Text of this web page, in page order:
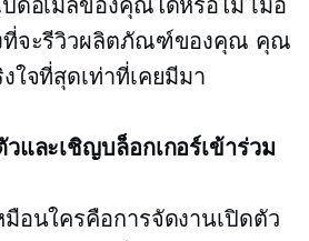
ดอีเมลของคุณได้หรือไม่ เมื่อ
ที่จะรีวิวผลิตภัณฑ์ของคุณ คุณ
ใจที่สุดเท่าที่เคยมีมา
และเชิญบล็อกเกอร์เข้าร่วม
อนใครคือการจัดงานเปิดตัว